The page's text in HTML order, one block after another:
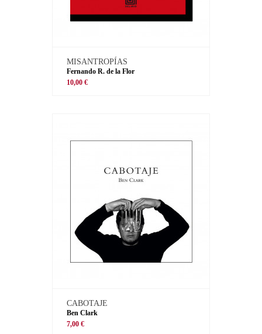
MISANTROPÍAS
Fernando R. de la Flor
10,00 €
CABOTAJE
Ben Clark
7,00 €